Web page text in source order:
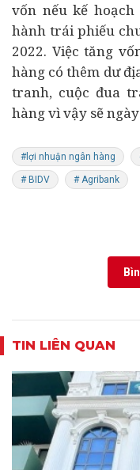
vốn nếu kế
hành trái phiếu
2022. Việc tăng
hàng có thêm dư
tranh, cuộc đua
hàng vì vậy sẽ
#lợi nhuận ngân hàng
# BIDV # Agribank
TIN LIÊN QUAN